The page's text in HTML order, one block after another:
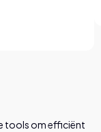
tools om efficiënt